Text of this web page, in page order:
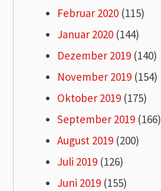
Februar 2020 (115)
Januar 2020 (144)
Dezember 2019 (140)
November 2019 (154)
Oktober 2019 (175)
September 2019 (166)
August 2019 (200)
Juli 2019 (126)
Juni 2019 (155)